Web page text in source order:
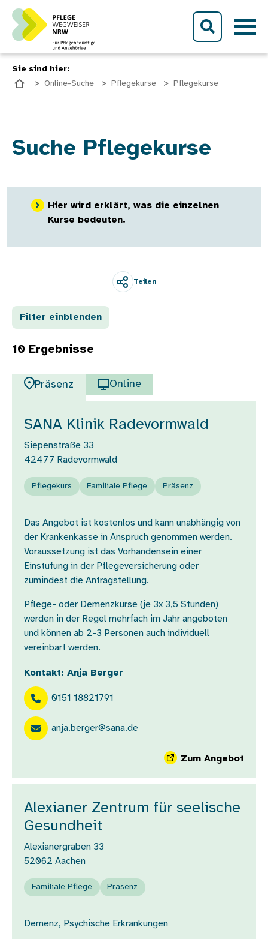
Direkt zum Inhalt
Sie sind hier:
Online-Suche
Pflegekurse Pflegekurse
Suche Pflegekurse
Hier wird erklärt, was die einzelnen
Kurse bedeuten.
Teilen
Filter einblenden
10 Ergebnisse
Präsenz Online
SANA Klinik Radevormwald
Siepenstraße 33
42477 Radevormwald
Pflegekurs Familiale Pflege Präsenz
Das Angebot ist kostenlos und kann unabhängig von
der Krankenkasse in Anspruch genommen werden.
Voraussetzung ist das Vorhandensein einer
Einstufung in der Pflegeversicherung oder
zumindest die Antragstellung.
Pflege- oder Demenzkurse (je 3x 3,5 Stunden)
werden in der Regel mehrfach im Jahr angeboten
und können ab 2-3 Personen auch individuell
vereinbart werden.
Kontakt: Anja Berger
0151 18821791
anja.berger@sana.de
Zum Angebot
Alexianer Zentrum für seelische
Gesundheit
Alexianergraben 33
52062 Aachen
Familiale Pflege Präsenz
Demenz, Psychische Erkrankungen